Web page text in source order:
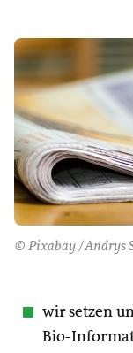
© Pixabay /Andrys
wir setzen
Bio-